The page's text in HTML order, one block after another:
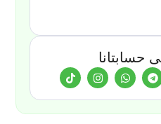
حسابتانا